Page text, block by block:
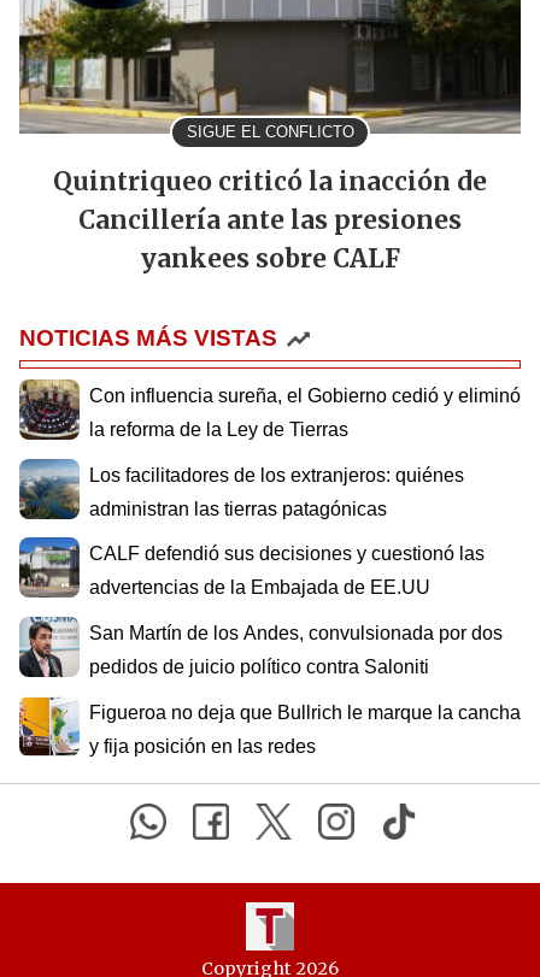
SIGUE EL CONFLICTO
Quintriqueo criticó la inacción de
Cancillería ante las presiones
yankees sobre CALF
NOTICIAS MÁS VISTAS
Con influencia sureña, el Gobierno cedió y eliminó
la reforma de la Ley de Tierras
Los facilitadores de los extranjeros: quiénes
administran las tierras patagónicas
CALF defendió sus decisiones y cuestionó las
advertencias de la Embajada de EE.UU
San Martín de los Andes, convulsionada por dos
pedidos de juicio político contra Saloniti
Figueroa no deja que Bullrich le marque la cancha
y fija posición en las redes
Copyright 2026